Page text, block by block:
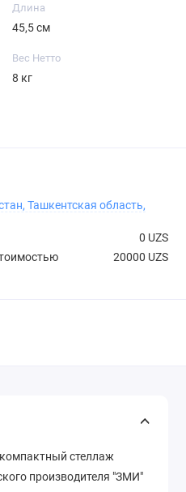
Длина
45,5 см
Вес Нетто
8 кг
Ташкентская область,
0 UZS
20000 UZS
стеллаж
производителя "ЗМИ"